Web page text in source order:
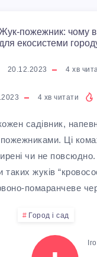
пожежник: чому
екосистеми
20.12.2023 4 хв
4 хв читати
садівник,
Ці
чи не повсюдно.
таких жуків
помаранчеве
Город і сад